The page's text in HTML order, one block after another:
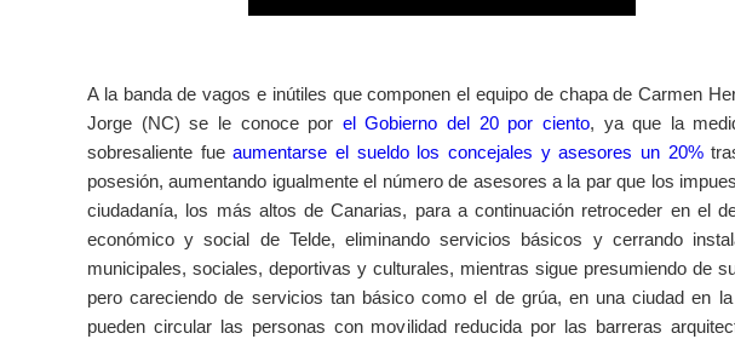
A la banda de vagos e inútiles que componen el equipo de chapa de Carmen
Jorge (NC) se le conoce por el Gobierno del 20 por ciento, ya que la
sobresaliente fueaumentarse el sueldo los concejales y asesores un 20%
posesión, aumentando igualmente el número de asesores a la par que los
ciudadanía, los más altos de Canarias, para a continuación retroceder en el
económico y social de Telde, eliminando servicios básicos y cerrando
municipales, sociales, deportivas y culturales, mientras sigue presumiendo de
pero careciendo de servicios tan básico como el de grúa, en una ciudad en
pueden circular las personas con movilidad reducida por las barreras